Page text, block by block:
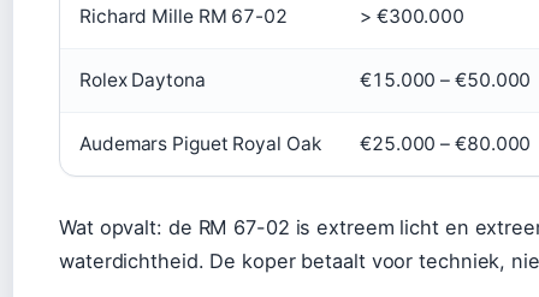
Richard Mille RM 67-02 > €300.000
Rolex Daytona €15.000 – €50.000
Audemars Piguet Royal Oak €25.000 – €80.000
Wat opvalt: de RM 67-02 is extreem licht en
waterdichtheid. De koper betaalt voor techniek,